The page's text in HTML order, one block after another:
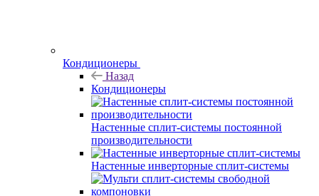
Кондиционеры
Назад
Кондиционеры
Настенные сплит-системы постоянной
производительности
Настенные инверторные сплит-системы